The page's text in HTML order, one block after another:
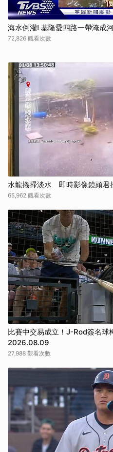
海水倒灌! 基隆愛四路一帶淹成
72,826 觀看次數
水龍捲掃淡水 即時影像鏡頭君
65,962 觀看次數
比賽中交易成立！J-Rod簽名球
2026.08.09
27,988 觀看次數